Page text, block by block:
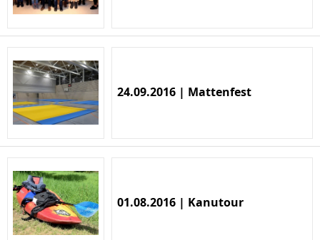
24.09.2016 | Mattenfest
01.08.2016 | Kanutour